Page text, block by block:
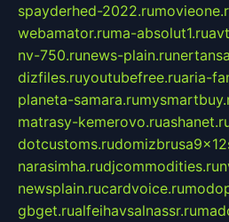
spayderhed-2022.ru
webamator.ruma-absolut1.ru
nv-750.runews-plain.ru
dizfiles.ruyoutubefree.ruaria-
planeta-samara.ru
matrasy-kemerovo.ru
dotcustoms.ru
narasimha.rudjcommodities.ru
newsplain.rucardvoice.ru
gbget.rualfeihavsalnassr.ru